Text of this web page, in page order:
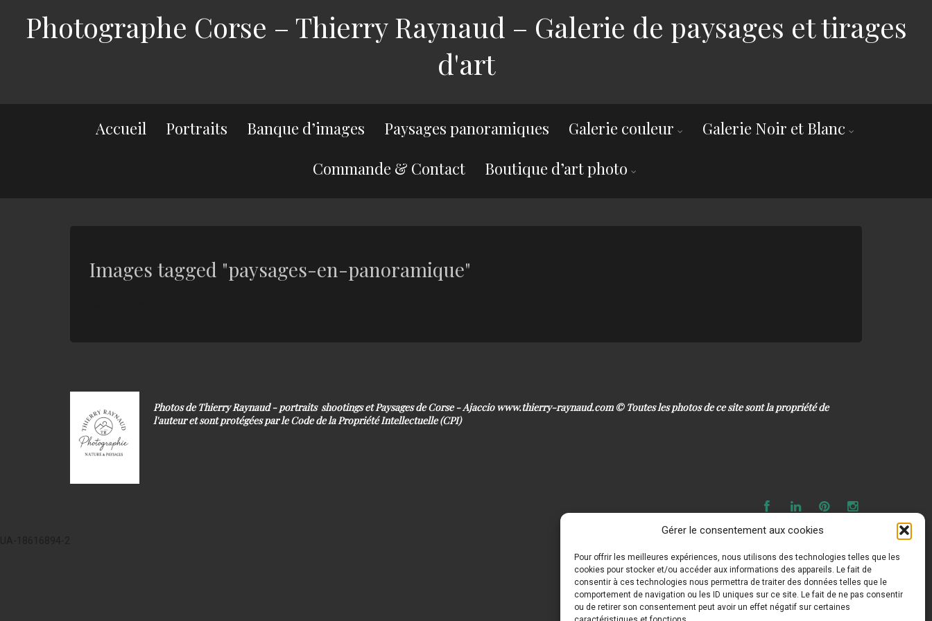
Gérer le consentement aux cookies
Pour offrir les meilleures expériences, nous utilisons des technologies telles que les
cookies pour stocker et/ou accéder aux informations des appareils. Le fait de
consentir à ces technologies nous permettra de traiter des données telles que le
comportement de navigation ou les ID uniques sur ce site. Le fait de ne pas consentir
ou de retirer son consentement peut avoir un effet négatif sur certaines
Photographe Corse – Thierry Raynaud – Galerie de paysages et tirages
d'art
Accueil Portraits Banque d’images Paysages panoramiques Galerie couleur
Galerie Noir et Blanc
Commande & Contact
Boutique d’art photo
Images tagged "paysages-en-panoramique"
Photos de Thierry Raynaud - portraits shootings et Paysages de Corse - Ajaccio www.thierry-raynaud.com © Toutes les photos de ce site sont la propriété de
l'auteur et sont protégées par le Code de la Propriété Intellectuelle (CPI)